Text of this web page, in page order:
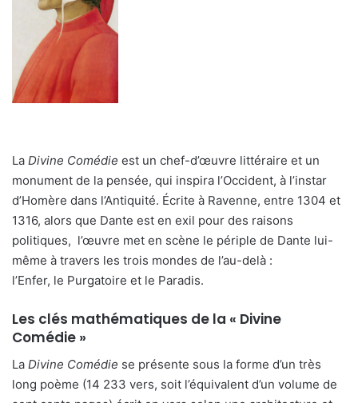
La Divine Comédie est un chef-d’œuvre littéraire et un
monument de la pensée, qui inspira l’Occident, à l’instar
d’Homère dans l’Antiquité. Écrite à Ravenne, entre 1304 et
1316, alors que Dante est en exil pour des raisons
politiques, l’œuvre met en scène le périple de Dante lui-
même à travers les trois mondes de l’au-delà :
l’Enfer, le Purgatoire et le Paradis.
Les clés mathématiques de la « Divine
Comédie »
La Divine Comédie se présente sous la forme d’un très
long poème (14 233 vers, soit l’équivalent d’un volume de